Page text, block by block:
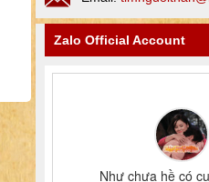
Zalo Official Account